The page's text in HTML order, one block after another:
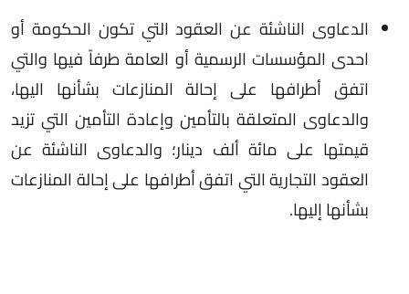
الدعاوى الناشئة عن العقود التي تكون الحكومة أو
احدى المؤسسات الرسمية أو العامة طرفاً فيها والتي
اتفق أطرافها على إحالة المنازعات بشأنها اليها،
والدعاوى المتعلقة بالتأمين وإعادة التأمين التي تزيد
قيمتها على مائة ألف دينار؛ والدعاوى الناشئة عن
العقود التجارية التي اتفق أطرافها على إحالة المنازعات
بشأنها إليها.